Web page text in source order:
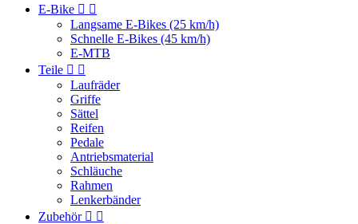
E-Bike  
Langsame E-Bikes (25 km/h)
Schnelle E-Bikes (45 km/h)
E-MTB
Teile  
Laufräder
Griffe
Sättel
Reifen
Pedale
Antriebsmaterial
Schläuche
Rahmen
Lenkerbänder
Zubehör  